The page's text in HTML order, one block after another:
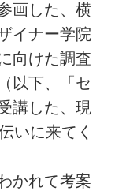
画した、横
イナー学院
向けた調査
以下、「セ
講した、現
いに来てく
かれて考案